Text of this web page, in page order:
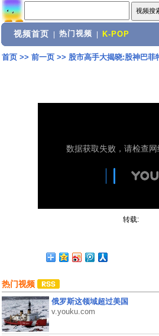
视频首页 热门视频 K-POP
首页>> 前一页>> 股市高手大揭晓:股神巴菲
转载:
热门视频
俄罗斯这领域超过美国
v.youku.com